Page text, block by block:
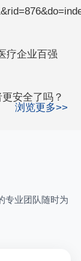
疗企业百强
安全了吗？
浏览更多>>
专业团队随时为